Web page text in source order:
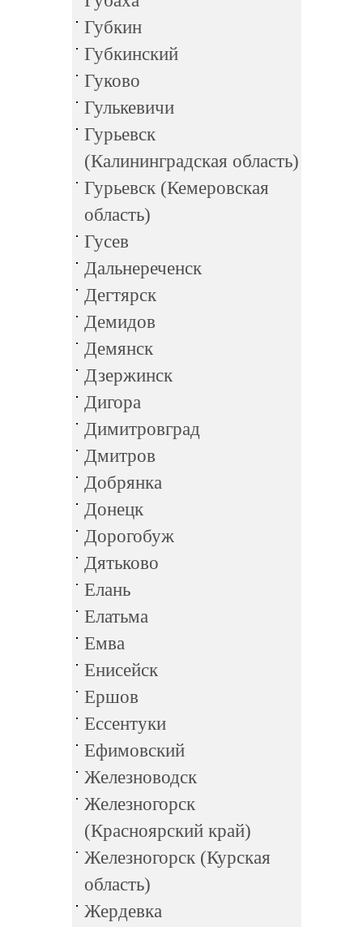
Губкин
Губкинский
Гуково
Гулькевичи
Гурьевск
(Калининградская область)
Гурьевск (Кемеровская
область)
Гусев
Дальнереченск
Дегтярск
Демидов
Демянск
Дзержинск
Дигора
Димитровград
Дмитров
Добрянка
Донецк
Дорогобуж
Дятьково
Елань
Елатьма
Емва
Енисейск
Ершов
Ессентуки
Ефимовский
Железноводск
Железногорск
(Красноярский край)
Железногорск (Курская
область)
Жердевка